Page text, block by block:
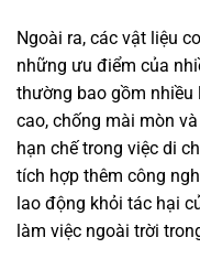
Ngoài ra, các vật liệu
những ưu điểm của
thường bao gồm
cao, chống mài mòn
hạn chế trong việc di
tích hợp thêm công
lao động khỏi tác hại
làm việc ngoài trời